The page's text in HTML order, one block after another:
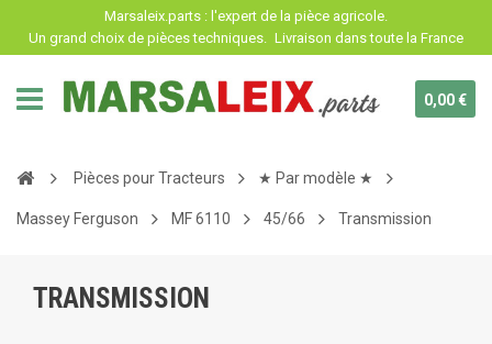
Marsaleix.parts : l'expert de la pièce agricole.
Un grand choix de pièces techniques. Livraison dans toute la France
0,00 €
Pièces pour Tracteurs ★ Par modèle ★
Massey Ferguson MF 6110 45/66 Transmission
TRANSMISSION
Panneau de gestion des cookies